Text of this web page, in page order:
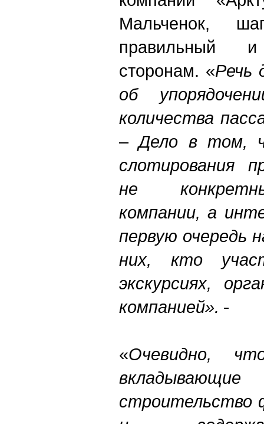
Мальченок,
правильный
сторонам. «Речь
об
количества
–Дело в том,
слотирования
не
компании, а
первую очередь
них, кто
экскурсиях,
компанией».
«Очевидно,
строительство